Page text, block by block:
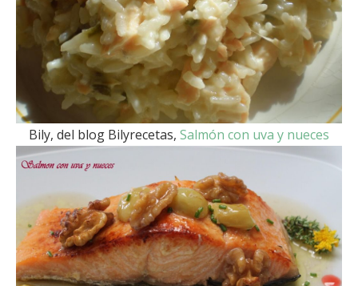
Bily, del blog Bilyrecetas, Salmón con uva y nueces